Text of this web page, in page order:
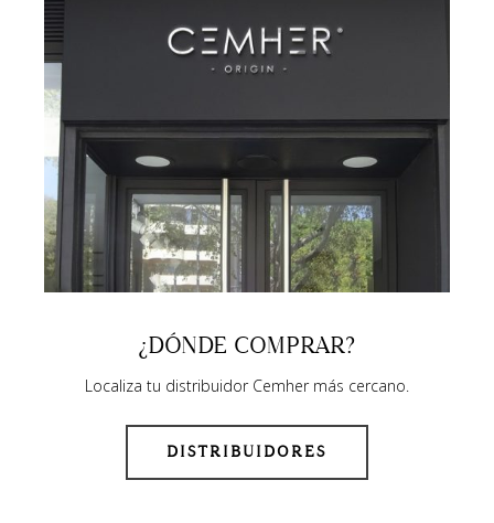
¿DÓNDE COMPRAR?
Localiza tu distribuidor Cemher más cercano.
DISTRIBUIDORES